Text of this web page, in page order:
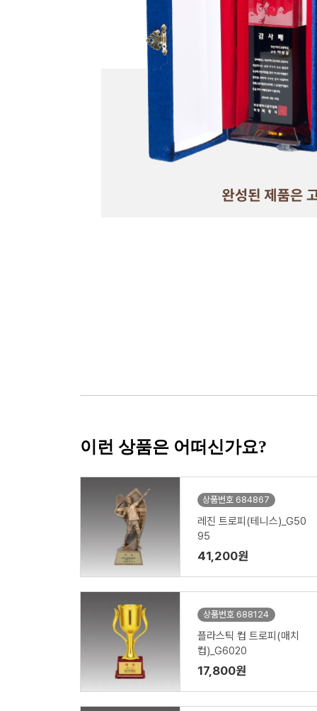
이런 상품은 어떠신가요?
상품번호 684867
레진 트로피(테니스)_G50
95
41,200원
상품번호 688124
플라스틱 컵 트로피(매치
컵)_G6020
17,800원